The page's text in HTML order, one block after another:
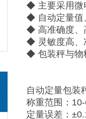
◆ 主要采用微
◆ 自动定量值
◆ 高准确度、
◆ 灵敏度高、
◆ 包装秤与物
自动定量包装
称重范围：
定量误差：